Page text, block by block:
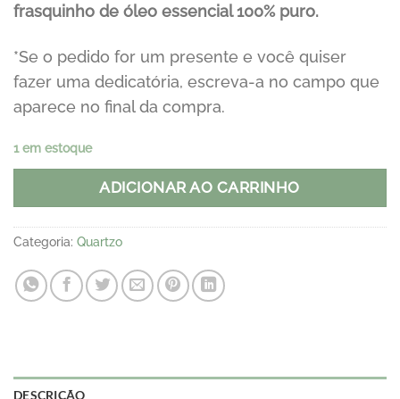
frasquinho de óleo essencial 100% puro.
*Se o pedido for um presente e você quiser
fazer uma dedicatória, escreva-a no campo que
aparece no final da compra.
1 em estoque
ADICIONAR AO CARRINHO
Categoria: Quartzo
DESCRIÇÃO